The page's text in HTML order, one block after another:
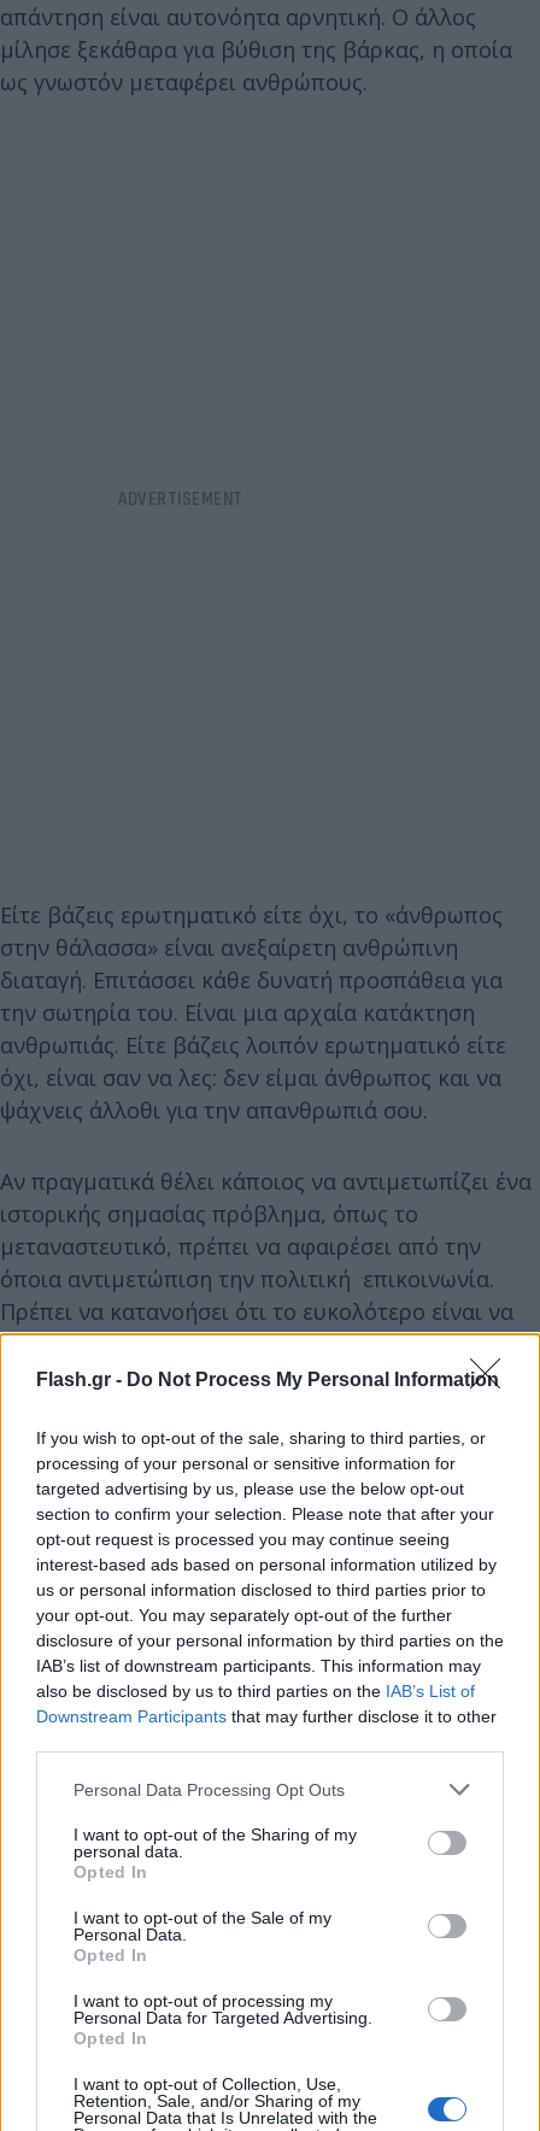
Flash.gr - Do Not Process My Personal Information
If you wish to opt-out of the sale, sharing to third parties, or
processing of your personal or sensitive information for
targeted advertising by us, please use the below opt-out
section to confirm your selection. Please note that after your
opt-out request is processed you may continue seeing
interest-based ads based on personal information utilized by
us or personal information disclosed to third parties prior to
your opt-out. You may separately opt-out of the further
disclosure of your personal information by third parties on the
IAB’s list of downstream participants. This information may
also be disclosed by us to third parties on the IAB’s List of
Downstream Participants that may further disclose it to other
Please note that this website/app uses one or more Google
not limited to your visit or usage behaviour. You may click to
grant or deny consent to Google and its third-party tags to
use your data for below specified purposes in below Google
consent section.
Personal Data Processing Opt Outs
I want to opt-out of the Sharing of my
personal data.
Opted In
I want to opt-out of the Sale of my
Personal Data.
Opted In
I want to opt-out of processing my
Personal Data for Targeted Advertising.
Opted In
I want to opt-out of Collection, Use,
Retention, Sale, and/or Sharing of my
Personal Data that Is Unrelated with the
απάντηση είναι αυτονόητα αρνητική. Ο άλλος
μίλησε ξεκάθαρα για βύθιση της βάρκας, η οποία
ως γνωστόν μεταφέρει ανθρώπους.
Είτε βάζεις ερωτηματικό είτε όχι, το «άνθρωπος
στην θάλασσα» είναι ανεξαίρετη ανθρώπινη
διαταγή. Επιτάσσει κάθε δυνατή προσπάθεια για
την σωτηρία του. Είναι μια αρχαία κατάκτηση
ανθρωπιάς. Είτε βάζεις λοιπόν ερωτηματικό είτε
όχι, είναι σαν να λες: δεν είμαι άνθρωπος και να
ψάχνεις άλλοθι για την απανθρωπιά σου.
Αν πραγματικά θέλει κάποιος να αντιμετωπίζει ένα
ιστορικής σημασίας πρόβλημα, όπως το
μεταναστευτικό, πρέπει να αφαιρέσει από την
όποια αντιμετώπιση την πολιτική επικοινωνία.
Πρέπει να κατανοήσει ότι το ευκολότερο είναι να
βρει ακροατήριο που με ένα «δεν τους θέλω» και
ένα «πάρτους σπίτι σου», μπορεί να κερδίσει ένα
εύκολο αφήγημα, αλλά λύση δεν προτείνει.